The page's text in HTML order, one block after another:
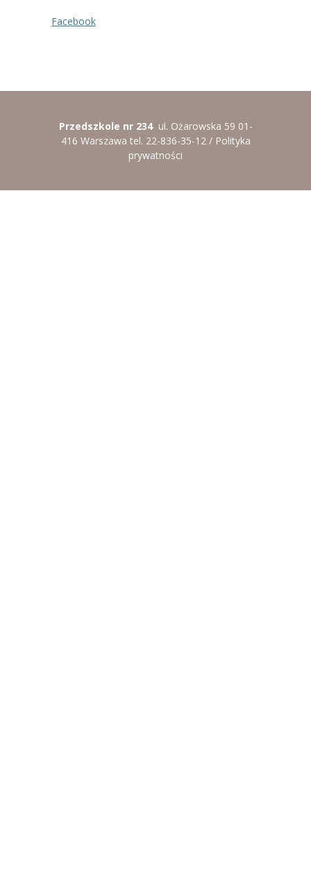
Facebook
Przedszkole nr 234 ul. Ożarowska 59 01-
416 Warszawa tel. 22-836-35-12 / Polityka
prywatności